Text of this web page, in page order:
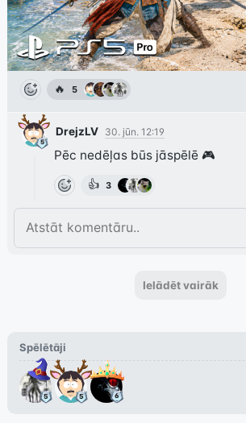
🔥 5
DrejzLV 30. jūn. 12:19
Pēc nedēļas būs jāspēlē 🎮
👍 3
Ielādēt vairāk
Spēlētāji